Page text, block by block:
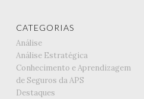
CATEGORIAS
Análise
Análise Estratégica
Conhecimento e Aprendizagem
de Seguros da APS
Destaques